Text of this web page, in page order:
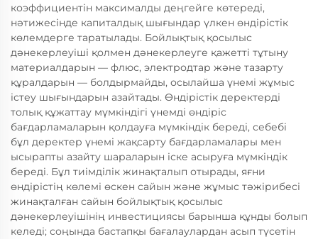
коэффициентін максималды деңгейге көтереді,
нәтижесінде капиталдық шығындар үлкен өндірістік
көлемдерге таратылады. Бойлықтық қосылыс
дәнекерлеуіші қолмен дәнекерлеуге қажетті тұтыну
материалдарын — флюс, электродтар және тазарту
құралдарын — болдырмайды, осылайша үнемі жұмыс
істеу шығындарын азайтады. Өндірістік деректерді
толық құжаттау мүмкіндігі үнемді өндіріс
бағдарламаларын қолдауға мүмкіндік береді, себебі
бұл деректер үнемі жақсарту бағдарламалары мен
ысырапты азайту шараларын іске асыруға мүмкіндік
береді. Бұл тиімділік жинақталып отырады, яғни
өндірістің көлемі өскен сайын және жұмыс тәжірибесі
жинақталған сайын бойлықтық қосылыс
дәнекерлеуішінің инвестициясы барынша құнды болып
келеді; соңында бастапқы бағалаулардан асып түсетін